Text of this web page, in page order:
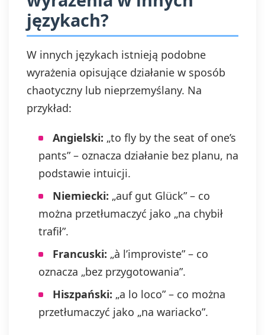
językach?
W innych językach istnieją podobne
wyrażenia opisujące działanie w sposób
chaotyczny lub nieprzemyślany. Na
przykład:
Angielski: „to fly by the seat of one’s
pants” – oznacza działanie bez planu, na
podstawie intuicji.
Niemiecki: „auf gut Glück” – co
można przetłumaczyć jako „na chybił
trafił”.
Francuski: „à l’improviste” – co
oznacza „bez przygotowania”.
Hiszpański: „a lo loco” – co można
przetłumaczyć jako „na wariacko”.